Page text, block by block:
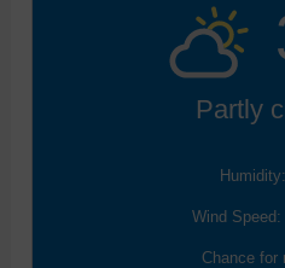
Partly
Wind
Chance for